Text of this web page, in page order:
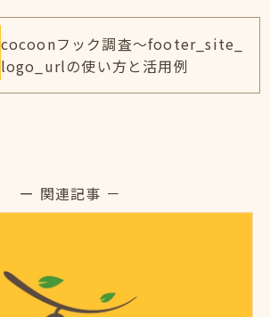
cocoonフック調査～footer_site_
logo_urlの使い方と活用例
ー 関連記事 －